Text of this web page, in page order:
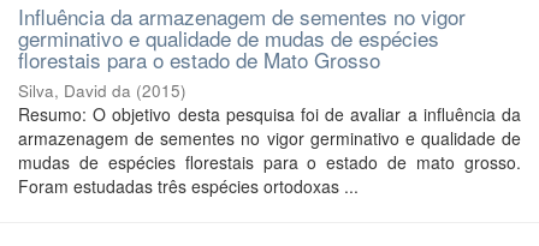
Influência da armazenagem de sementes no vigor
germinativo e qualidade de mudas de espécies
florestais para o estado de Mato Grosso
Silva, David da (2015)
Resumo: O objetivo desta pesquisa foi de avaliar a influência da
armazenagem de sementes no vigor germinativo e qualidade de
mudas de espécies florestais para o estado de mato grosso.
Foram estudadas três espécies ortodoxas ...